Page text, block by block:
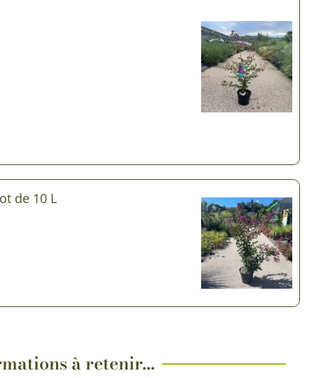
Plantes d’intérieur dépolluantes
de 10 L
à retenir...